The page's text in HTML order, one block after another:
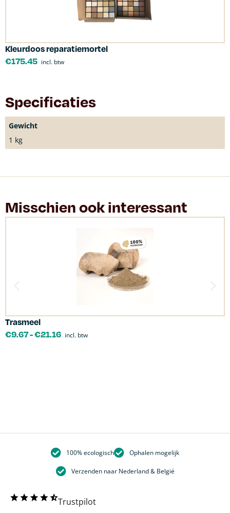
Kleurdoos reparatiemortel
€175.45 incl. btw
Specificaties
Gewicht
1 kg
Misschien ook interessant
Trasmeel
€9.67-€21.16 incl. btw
100% ecologisch Ophalen mogelijk
Verzenden naar Nederland & België
Trustpilot